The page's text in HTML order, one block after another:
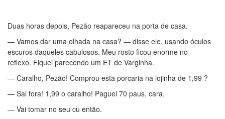
Duas horas depois, Pezão reapareceu na porta de casa.
— Vamos dar uma olhada na casa? — disse ele, usando óculos
escuros daqueles cabulosos. Meu rosto ficou enorme no
reflexo. Fiquei parecendo um ET de Varginha.
— Caralho, Pezão! Comprou esta porcaria na lojinha de 1,99 ?
— Sai fora! 1,99 o caralho! Paguei 70 paus, cara.
— Vai tomar no seu cu então.